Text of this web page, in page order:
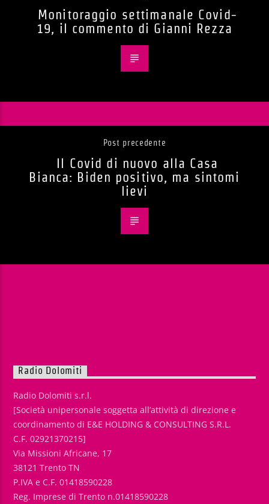
Monitoraggio settimanale Covid-
19, il commento di Gianni Rezza
Post precedente
Il Covid di nuovo alla Casa
Bianca: Biden positivo, ma sintomi
lievi
Radio Dolomiti
Radio Dolomiti s.r.l.
[Società unipersonale soggetta all’attività di direzione e
coordinamento di E&E HOLDING & CONSULTING S.R.L.
C.F. 02921370215]
Via Missioni Africane, 17
38121 Trento TN
P.IVA e C.F. 01418590228
Reg. Imprese di Trento n.01418590228